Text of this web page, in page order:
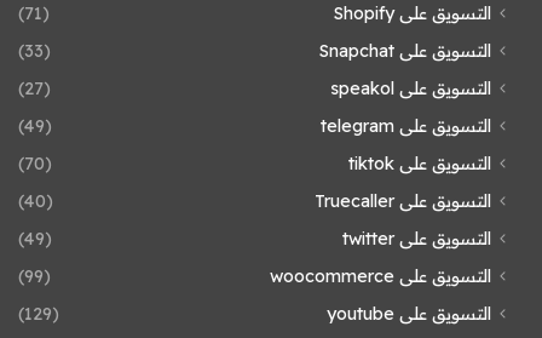
التسويق على Shopify
(71)
التسويق على Snapchat
(33)
التسويق على speakol
(27)
التسويق على telegram
(49)
التسويق على tiktok
(70)
التسويق على Truecaller
(40)
التسويق على twitter
(49)
التسويق على woocommerce
(99)
التسويق على youtube
(129)